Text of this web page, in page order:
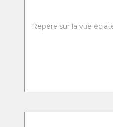
Repère sur la vue